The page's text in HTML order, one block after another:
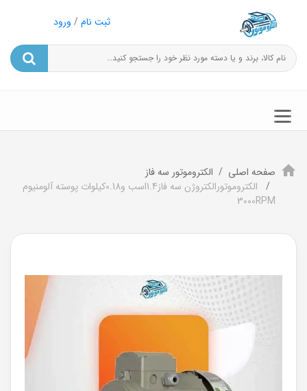
ثبت نام / ورود
صفحه اصلی
الکتروموتور سه فاز
الکتروموتورالکتروژن سه فاز1.4اسب و0.18کیلوات پوسته آلومنیوم
3000RPM